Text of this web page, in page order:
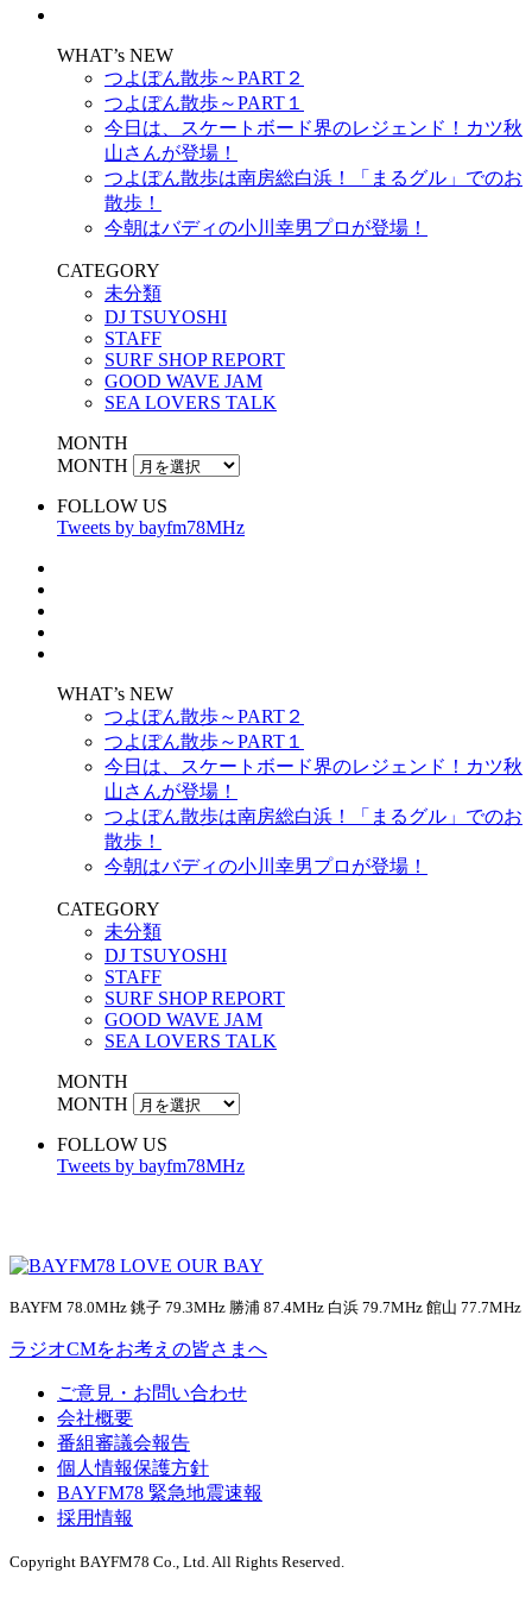
WHAT’s NEW
つよぽん散歩～PART２
つよぽん散歩～PART１
今日は、スケートボード界のレジェンド！カツ秋
山さんが登場！
つよぽん散歩は南房総白浜！「まるグル」でのお
散歩！
今朝はバディの小川幸男プロが登場！
CATEGORY
未分類
DJ TSUYOSHI
STAFF
SURF SHOP REPORT
GOOD WAVE JAM
SEA LOVERS TALK
MONTH
MONTH
FOLLOW US
Tweets by bayfm78MHz
WHAT’s NEW
つよぽん散歩～PART２
つよぽん散歩～PART１
今日は、スケートボード界のレジェンド！カツ秋
山さんが登場！
つよぽん散歩は南房総白浜！「まるグル」でのお
散歩！
今朝はバディの小川幸男プロが登場！
CATEGORY
未分類
DJ TSUYOSHI
STAFF
SURF SHOP REPORT
GOOD WAVE JAM
SEA LOVERS TALK
MONTH
MONTH
FOLLOW US
Tweets by bayfm78MHz
BAYFM 78.0MHz 銚子 79.3MHz 勝浦 87.4MHz 白浜 79.7MHz 館山 77.7MHz
ラジオCMをお考えの皆さまへ
ご意見・お問い合わせ
会社概要
番組審議会報告
個人情報保護方針
BAYFM78 緊急地震速報
採用情報
Copyright BAYFM78 Co., Ltd. All Rights Reserved.